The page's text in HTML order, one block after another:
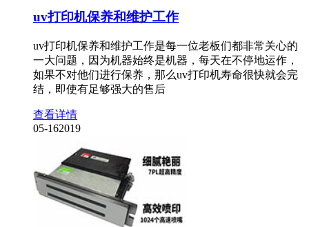
uv打印机保养和维护工作
uv打印机保养和维护工作是每一位老板们都非常关心的
一大问题，因为机器始终是机器，每天在不停地运作，
如果不对他们进行保养，那么uv打印机寿命很快就会完
结，即使有足够强大的售后
查看详情
05-162019